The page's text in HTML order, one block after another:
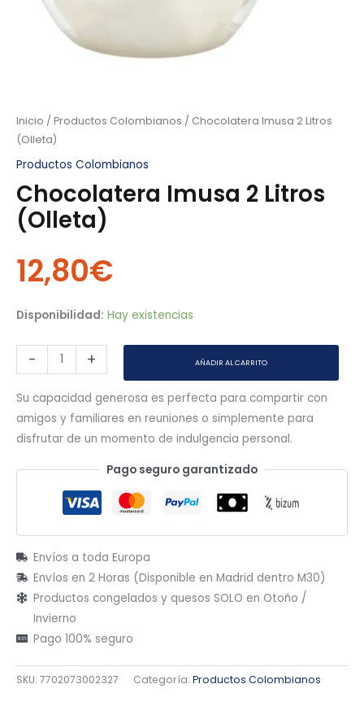
Inicio / Productos Colombianos / Chocolatera Imusa 2 Litros
(Olleta)
Productos Colombianos
Chocolatera Imusa 2 Litros
(Olleta)
12,80€
Disponibilidad: Hay existencias
- + AÑADIR AL CARRITO
Su capacidad generosa es perfecta para compartir con
amigos y familiares en reuniones o simplemente para
disfrutar de un momento de indulgencia personal.
Pago seguro garantizado
Envíos a toda Europa
Envíos en 2 Horas (Disponible en Madrid dentro M30)
Productos congelados y quesos SOLO en Otoño /
Invierno
Pago 100% seguro
SKU: 7702073002327 Categoría: Productos Colombianos